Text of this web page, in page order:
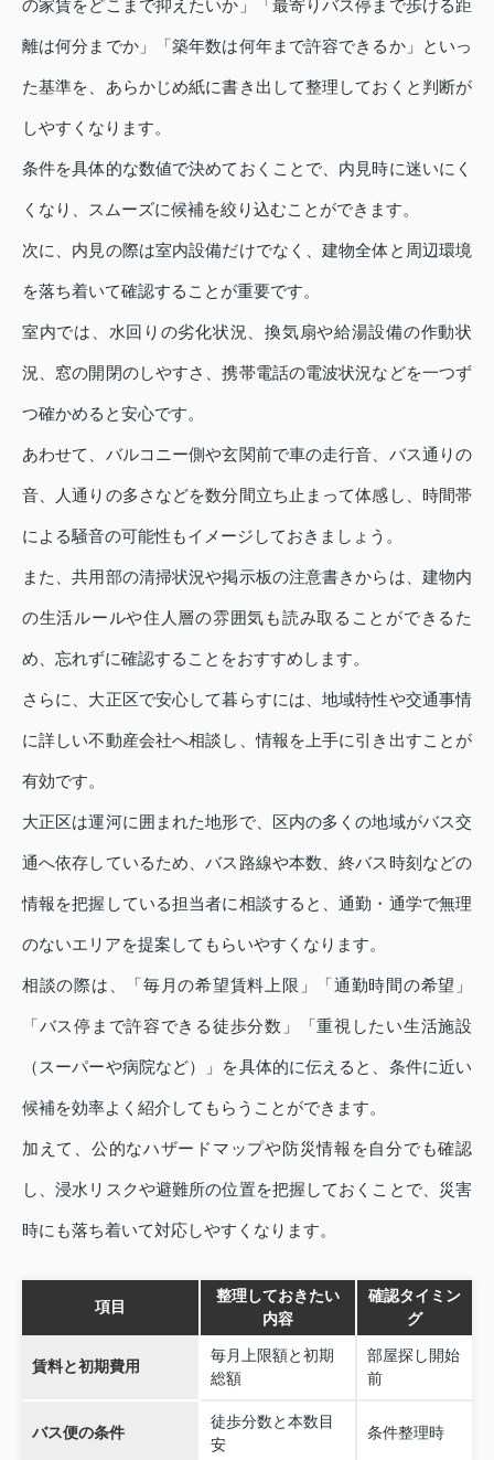
の家賃をどこまで抑えたいか」「最寄りバス停まで歩ける距
離は何分までか」「築年数は何年まで許容できるか」といっ
た基準を、あらかじめ紙に書き出して整理しておくと判断が
しやすくなります。
条件を具体的な数値で決めておくことで、内見時に迷いにく
くなり、スムーズに候補を絞り込むことができます。
次に、内見の際は室内設備だけでなく、建物全体と周辺環境
を落ち着いて確認することが重要です。
室内では、水回りの劣化状況、換気扇や給湯設備の作動状
況、窓の開閉のしやすさ、携帯電話の電波状況などを一つず
つ確かめると安心です。
あわせて、バルコニー側や玄関前で車の走行音、バス通りの
音、人通りの多さなどを数分間立ち止まって体感し、時間帯
による騒音の可能性もイメージしておきましょう。
また、共用部の清掃状況や掲示板の注意書きからは、建物内
の生活ルールや住人層の雰囲気も読み取ることができるた
め、忘れずに確認することをおすすめします。
さらに、大正区で安心して暮らすには、地域特性や交通事情
に詳しい不動産会社へ相談し、情報を上手に引き出すことが
有効です。
大正区は運河に囲まれた地形で、区内の多くの地域がバス交
通へ依存しているため、バス路線や本数、終バス時刻などの
情報を把握している担当者に相談すると、通勤・通学で無理
のないエリアを提案してもらいやすくなります。
相談の際は、「毎月の希望賃料上限」「通勤時間の希望」
「バス停まで許容できる徒歩分数」「重視したい生活施設
（スーパーや病院など）」を具体的に伝えると、条件に近い
候補を効率よく紹介してもらうことができます。
加えて、公的なハザードマップや防災情報を自分でも確認
し、浸水リスクや避難所の位置を把握しておくことで、災害
時にも落ち着いて対応しやすくなります。
項目
整理しておきたい
内容
確認タイミン
グ
賃料と初期費用
毎月上限額と初期
総額
部屋探し開始
前
バス便の条件
徒歩分数と本数目
安
条件整理時